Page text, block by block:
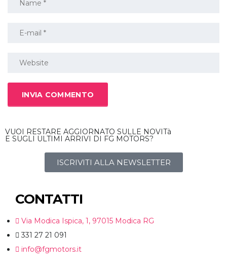
VUOI RESTARE AGGIORNATO SULLE NOVITà
E SUGLI ULTIMI ARRIVI DI FG MOTORS?
ISCRIVITI ALLA NEWSLETTER
CONTATTI
Via Modica Ispica, 1, 97015 Modica RG
331 27 21 091
info@fgmotors.it